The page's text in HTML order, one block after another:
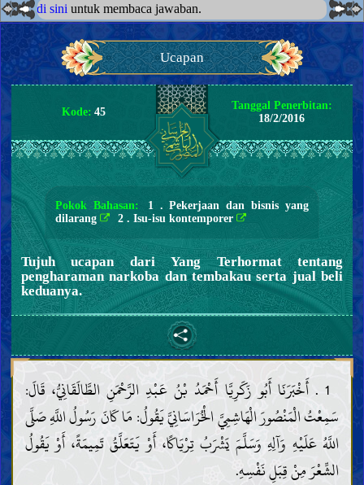
untuk membaca jawaban.
Ucapan
Kode: 45
Tanggal Penerbitan:
18/2/2016
Pokok Bahasan:
1 . Pekerjaan dan bisnis yang
dilarang
2 . Isu-isu kontemporer
Tujuh ucapan dari Yang Terhormat tentang
pengharaman narkoba dan tembakau serta jual beli
keduanya.
1 . أَخْبَرَنَا أَبُو زَكَرِيَّا أَحْمَدُ بْنُ عَبْدِ الرَّحْمَنِ الطَّالَقَانِيُّ، قَالَ:
سَمِعْتُ الْمَنْصُورَ الْهَاشِمِيَّ الْخُرَاسَانِيَّ يَقُولُ: مَا كَانَ رَسُولُ اللَّهِ صَلَّى
اللَّهُ عَلَيْهِ وَآلِهِ وَسَلَّمَ يَشْرَبُ تِرْيَاكًا، أَوْ يَتَعَلَّقُ تَمِيمَةً، أَوْ يَقُولُ
الشِّعْرَ مِنْ قِبَلِ نَفْسِهِ.